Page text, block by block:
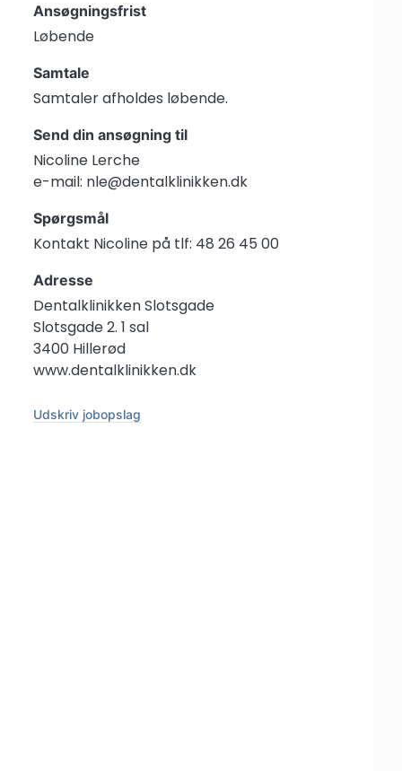
Ansøgningsfrist
Løbende
Samtale
Samtaler afholdes løbende.
Send din ansøgning til
Nicoline Lerche
e-mail: nle@dentalklinikken.dk
Spørgsmål
Kontakt Nicoline på tlf: 48 26 45 00
Adresse
Dentalklinikken Slotsgade
Slotsgade 2. 1 sal
3400 Hillerød
www.dentalklinikken.dk
Udskriv jobopslag